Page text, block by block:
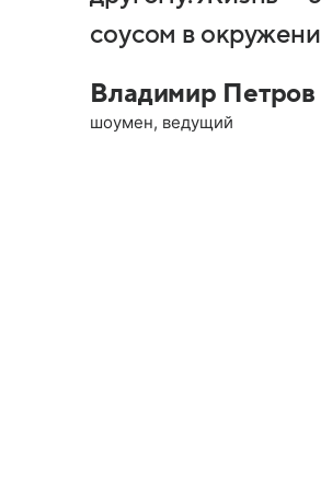
соусом в
Владимир
шоумен, ведущий